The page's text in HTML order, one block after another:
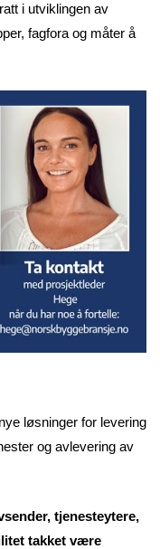
i utviklingen av
fagfora og måter å
løsninger for levering
og avlevering av
tjenesteytere,
takket være